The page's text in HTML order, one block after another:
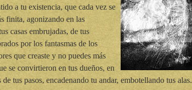
a tu existencia, que cada vez se
finita, agonizando en las
casas embrujadas, de tus
por los fantasmas de los
que creaste y no puedes más
se convirtieron en tus dueños, en
de tus pasos, encadenando tu andar, embotellando tus alas.